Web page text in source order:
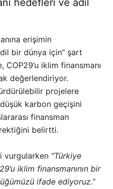
hedefleri ve adil
erişimin
bir dünya için” şart
iklim finansmanı
değerlendiriyor.
projelere
karbon geçişini
finansman
belirtti.
vurgularken “Türkiye
iklim finansmanının bir
ifade ediyoruz.”